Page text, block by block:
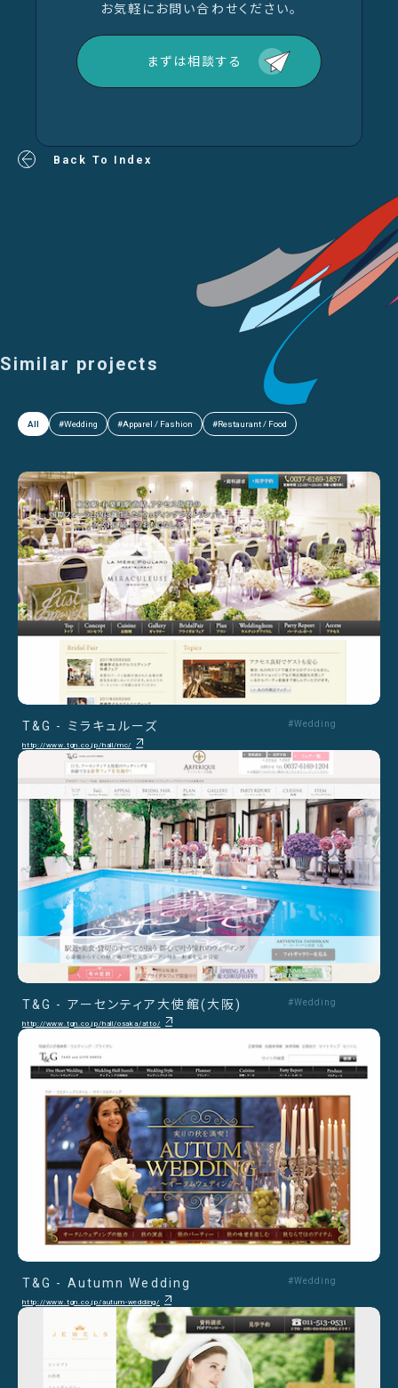
お気軽にお問い合わせください。
まずは相談する
Back To Index
Similar projects
All #Wedding #Apparel / Fashion #Restaurant / Food
T&G - ミラキュルーズ
http://www.tgn.co.jp/hall/mc/
#Wedding
T&G - アーセンティア大使館(大阪)
http://www.tgn.co.jp/hall/osaka/atto/
#Wedding
T&G - Autumn Wedding
http://www.tgn.co.jp/autum-wedding/
#Wedding